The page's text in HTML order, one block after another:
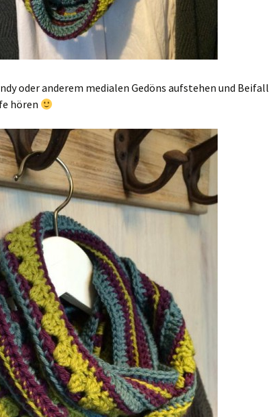
oder anderem medialen Gedöns aufstehen und Beifall
hören